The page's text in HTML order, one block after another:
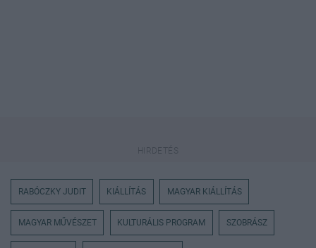
RABÓCZKY JUDIT KIÁLLÍTÁS MAGYAR KIÁLLÍTÁS
MAGYAR MŰVÉSZET KULTURÁLIS PROGRAM SZOBRÁSZ